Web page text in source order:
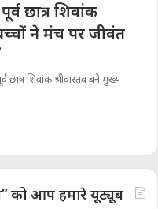
छात्र शिवांक
ने मंच पर जीवंत
छात्र शिवांक श्रीवास्तव बने मुख्य
को आप हमारे यूट्यूब